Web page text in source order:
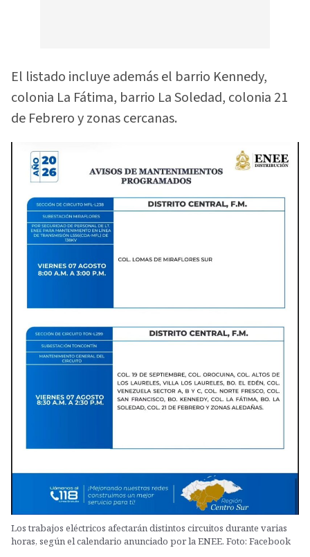
El listado incluye además el barrio Kennedy,
colonia La Fátima, barrio La Soledad, colonia 21
de Febrero y zonas cercanas.
Los trabajos eléctricos afectarán distintos circuitos durante varias
horas, según el calendario anunciado por la ENEE. Foto: Facebook